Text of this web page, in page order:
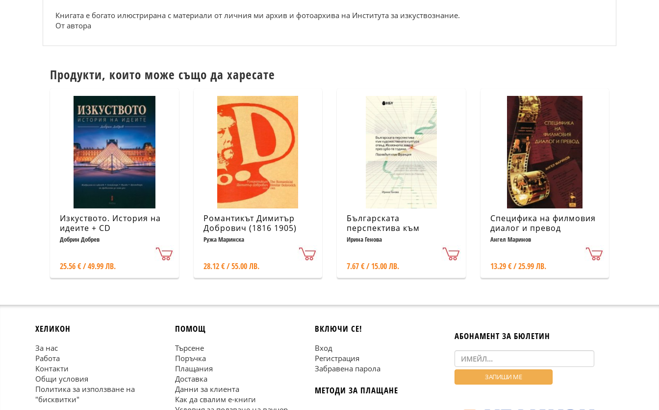
Книгата е богато илюстрирана с материали от личния ми архив и фотоархива на Института за изкуствознание.
От автора
Продукти, които може също да харесате
Изкуството. История на
идеите + CD
Добрин Добрев
25.56 € / 49.99 ЛВ.
Романтикът Димитър
Добрович (1816 1905)
Ружа Маринска
28.12 € / 55.00 ЛВ.
Българската
перспектива към
художествената култура
отвъд Желязната завеса
Ирина Генова
7.67 € / 15.00 ЛВ.
Специфика на филмовия
диалог и превод
Ангел Маринов
13.29 € / 25.99 ЛВ.
ХЕЛИКОН
За нас
Работа
Контакти
Общи условия
Политика за използване на
"бисквитки"
ПОМОЩ
Търсене
Поръчка
Плащания
Доставка
Данни за клиента
Как да свалим е-книги
ВКЛЮЧИ СЕ!
Вход
Регистрация
Забравена парола
МЕТОДИ ЗА ПЛАЩАНЕ
АБОНАМЕНТ ЗА БЮЛЕТИН